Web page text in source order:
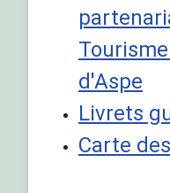
d'Aspe
Livrets
Carte